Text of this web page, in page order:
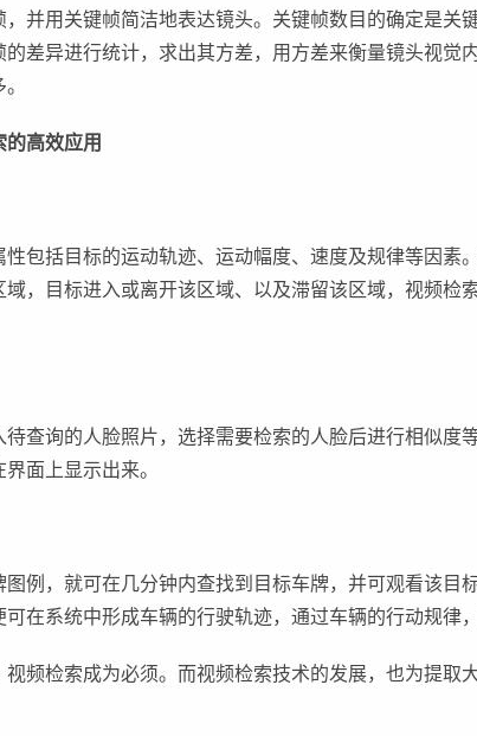
，并用关键帧简洁地表达镜头。关键帧数目的确定是关
的差异进行统计，求出其方差，用方差来衡量镜头视觉
高效应用
性包括目标的运动轨迹、运动幅度、速度及规律等因素
域，目标进入或离开该区域、以及滞留该区域，视频检
待查询的人脸照片，选择需要检索的人脸后进行相似度
面上显示出来。
图例，就可在几分钟内查找到目标车牌，并可观看该目
在系统中形成车辆的行驶轨迹，通过车辆的行动规律
视频检索成为必须。而视频检索技术的发展，也为提取